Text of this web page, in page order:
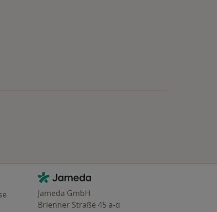
Kontakt
Jameda - Startseite
Jameda GmbH
Brienner Straße 45 a-d